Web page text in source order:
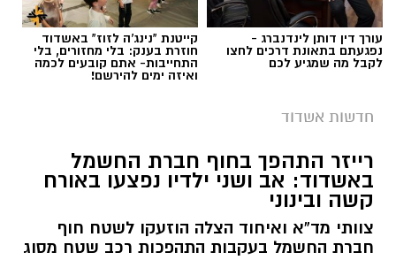
צילום גיא אוחיון
מה בחופיםהמוכרזים באשדוד
חוף מי עמי(ספורט) – קט סל, פינג פונג, מתקני
עורך דין דותן לינדנברג -
נפגעתם בתאונת דרכים לחצו
לקבל מה שמגיע לכם
קייטנת "נינג'ה לזוז" באשדוד
חוזרת בענק: בלי מחזורים, בלי
התחייבות- אתם קובעים לכמה
ואיזה ימים להירשם!
חדשות אשדוד
רייזר התהפך בחוף חברת החשמל
באשדוד: אב ושני ילדיו נפצעו באורח
קשה ובינוני
צוותי מד”א ואיחוד הצלה הוזעקו לשטח חוף
חברת החשמל בעקבות התהפכות רכב שטח מסוג